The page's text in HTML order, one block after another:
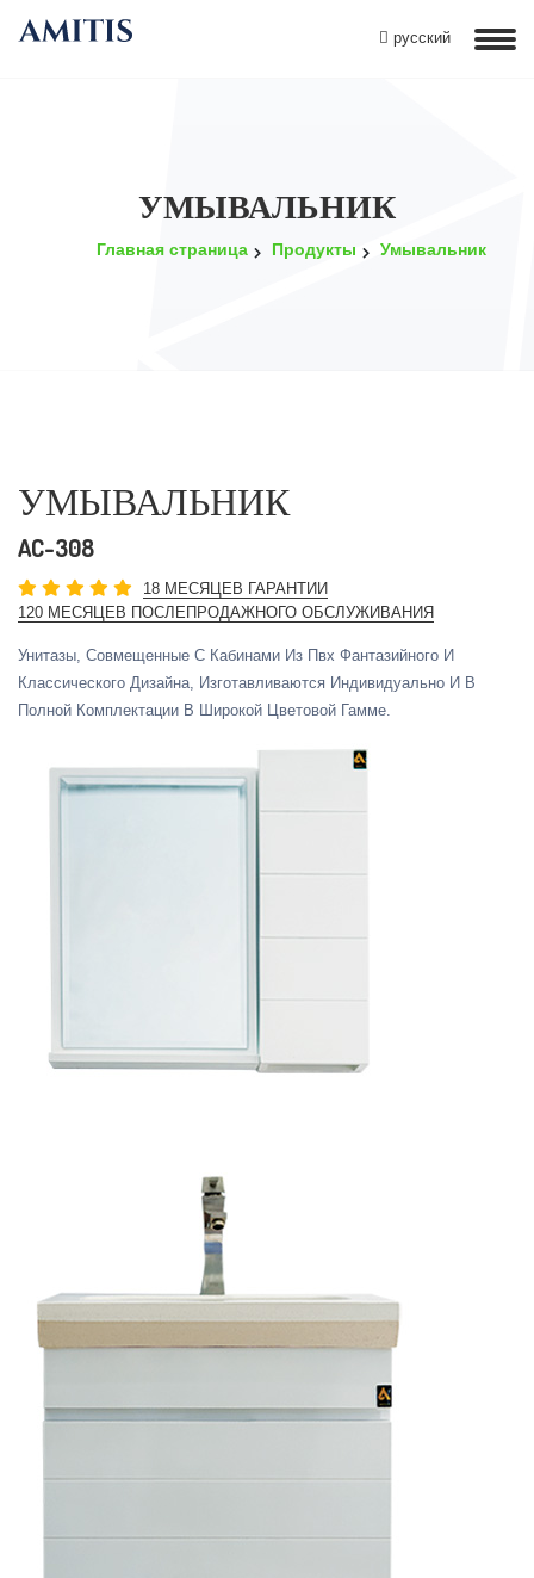
русский
УМЫВАЛЬНИК
Главная страница Продукты Умывальник
УМЫВАЛЬНИК
AC-308
18 МЕСЯЦЕВ ГАРАНТИИ
120 МЕСЯЦЕВ ПОСЛЕПРОДАЖНОГО ОБСЛУЖИВАНИЯ
Унитазы, Совмещенные С Кабинами Из Пвх Фантазийного И
Классического Дизайна, Изготавливаются Индивидуально И В
Полной Комплектации В Широкой Цветовой Гамме.